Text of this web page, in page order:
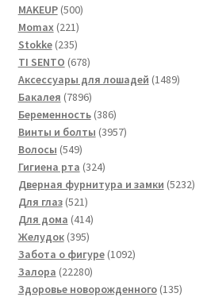
MAKEUP 500500
Momax 221221
товар
Stokke 235235
товаров
TI SENTO 678678
товаров
Аксессуары для лошадей 14891489
Бакалея 78967896
товаров
Беременность 386386
товаров
Винты и болты 39573957
Волосы 549549
товаров
Гигиена рта 324324
товара
Дверная фурнитура и замки 52325232
Для глаз 521521
товар
Для дома 414414
Желудок 395395
товаров
Забота о фигуре 10921092
Залора 2228022280
товаров
Здоровье новорожденного 135135